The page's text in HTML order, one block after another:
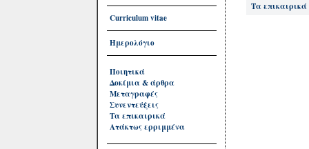
Curriculum vitae
Ημερολόγιο
Ποιητικά
Δοκίμια & άρθρα
Μεταγραφές
Συνεντεύξεις
Τα επικαιρικά
Ατάκτως ερριμμένα
Τα επικαιρικά